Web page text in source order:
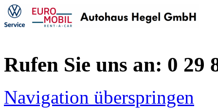
Rufen Sie uns an: 0 29
Navigation überspringen